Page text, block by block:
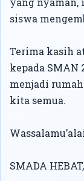
siswa
Terima kasih
kepada SMAN
menjadi
kita semua.
SMADA